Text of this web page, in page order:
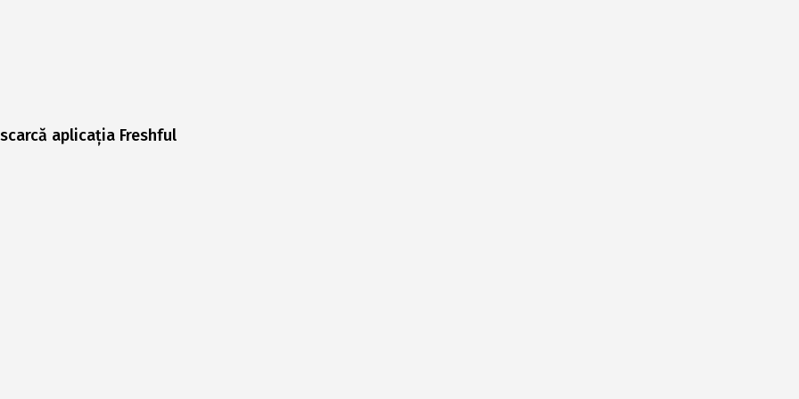
aplicația Freshful